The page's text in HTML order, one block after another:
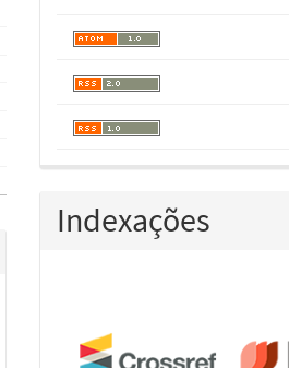
Indexações